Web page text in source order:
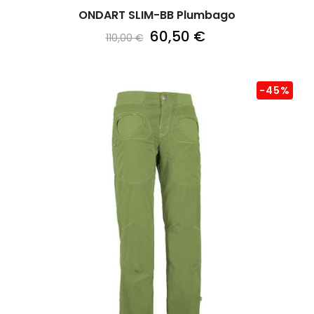
ONDART SLIM-BB Plumbago
110,00 € 60,50 €
-45%